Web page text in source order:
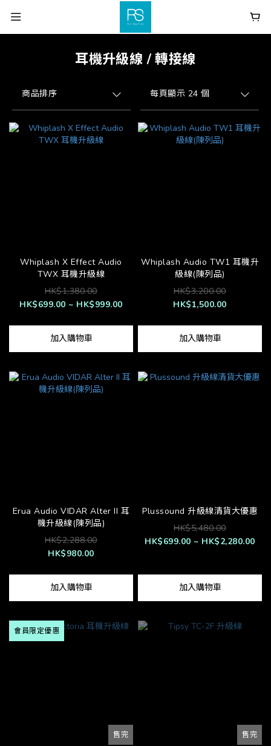
耳機升級線 / 轉接線
商品排序 每頁顯示 24 個
Whiplash X Effect Audio
TWX 耳機升級線
HK$1,380.00
HK$699.00 ~ HK$999.00
加入購物車
Whiplash Audio TW1 耳機升
級線(陳列品)
HK$3,200.00
HK$1,500.00
加入購物車
Erua Audio VIDAR Alter II 耳
機升級線(陳列品)
HK$2,288.00
HK$980.00
加入購物車
Plussound 升級線清貨大優惠
HK$5,480.00
HK$699.00 ~ HK$2,280.00
加入購物車
會員限定優惠
售完 售完